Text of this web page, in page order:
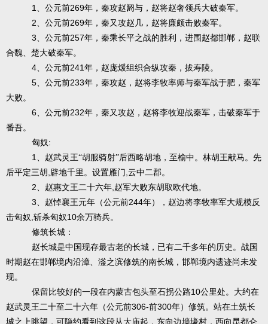
1、公元前269年，秦攻赵阏与，赵将赵奢领兵大破秦军。
2、公元前269年，秦又攻赵几，赵将廉颇击败秦军。
3、公元前257年，秦乘长平之战的胜利，进围赵都邯郸，赵联
合魏、楚大破秦军。
4、公元前241年，赵庞煖组织合纵攻秦，拔寿陵。
5、公元前233年，秦攻赵，赵将李牧率师与秦军战于肥，秦军
大败。
6、公元前232年，秦又攻赵，赵将李牧迎战秦军，击破秦军于
番吾。
匈奴:
1、赵武灵王“胡服骑射”后西略胡地，至榆中。林胡王献马。先
后平定三胡 辟地千里。设置雁门 云中二郡。
2、赵惠文王二十六年, 赵军大败东胡取欧代地。
3、赵悼襄王元年（公元前244年），赵边将李牧率军大规模反
击匈奴 斩杀匈奴10余万骑兵。
修筑长城：
赵长城是中国现存最古老的长城，已有二千多年的历史。战国
时期赵在邯郸境内沿漳、滏之滨修筑的南长城，邯郸境内遗迹尚未发
现。
保留比较好的一段在内蒙古包头至石拐公路10公里处。大约在
赵武灵王二十至二十六年（公元前306-前300年）修筑。站在土筑长
城之上眺望，可隐约看到这段从大庙起，东向边墙壕村，西向昆都仑